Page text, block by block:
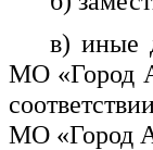
в) иные
МО «Город
МО «Город